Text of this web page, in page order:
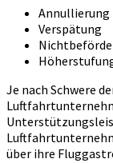
Annullierung
Verspätung
Je nach Schwere
über ihre